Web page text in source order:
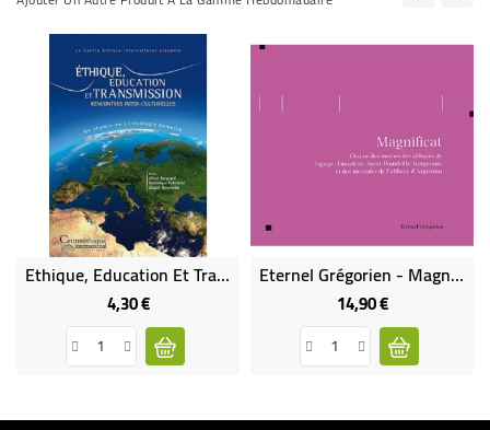
Ethique, Education Et Transmission-Rencontres Inter-Culturelles
4,30 €Prix
Eternel Grégorien - Magnificat
14,90 €Prix